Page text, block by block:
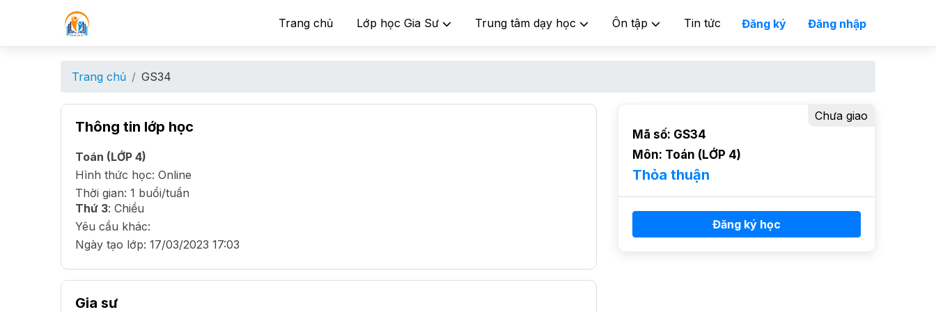
Đăng ký Đăng nhập
Trang chủ Lớp học Gia Sư Trung tâm dạy học Ôn tập Tin tức
Trang chủ GS34
Thông tin lớp học
Toán (LỚP 4)
Hình thức học: Online
Thời gian: 1 buổi/tuần
Thứ 3: Chiều
Yêu cầu khác:
Ngày tạo lớp: 17/03/2023 17:03
Gia sư
Mã số: GS34
Môn: Toán (LỚP 4)
Thỏa thuận
Chưa giao
Đăng ký học